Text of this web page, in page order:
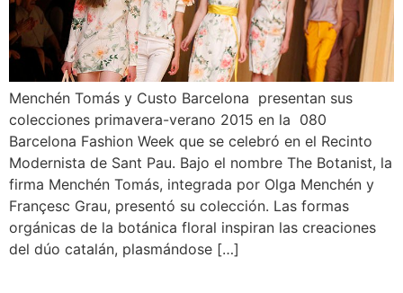
Menchén Tomás y Custo Barcelona presentan sus
colecciones primavera-verano 2015 en la 080
Barcelona Fashion Week que se celebró en el Recinto
Modernista de Sant Pau. Bajo el nombre The Botanist, la
firma Menchén Tomás, integrada por Olga Menchén y
Françesc Grau, presentó su colección. Las formas
orgánicas de la botánica floral inspiran las creaciones
del dúo catalán, plasmándose […]